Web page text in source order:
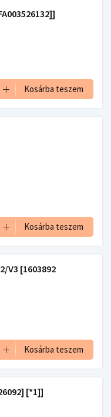
Kosárba teszem
Kosárba teszem
V3 [1603892
Kosárba teszem
[*1]]